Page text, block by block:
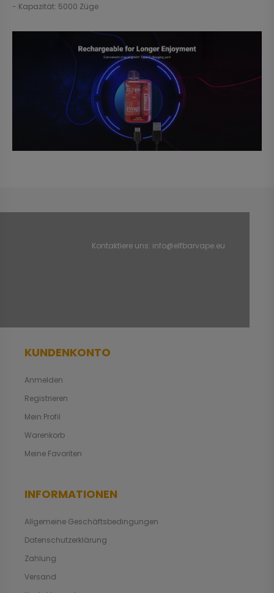
- Kapazität: 5000 Züge
Kontaktiere uns: info@elfbarvape.eu
KUNDENKONTO
Anmelden
Registrieren
Mein Profil
Warenkorb
Meine Favoriten
INFORMATIONEN
Allgemeine Geschäftsbedingungen
Datenschutzerklärung
Zahlung
Versand